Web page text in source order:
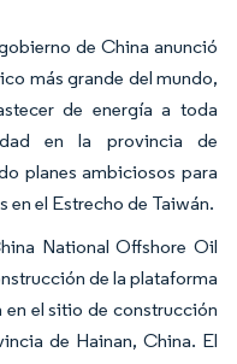
de China anunció
más grande del mundo,
de energía a toda
en la provincia de
planes ambiciosos para
en el Estrecho de Taiwán.
National Offshore Oil
de la plataforma
el sitio de construcción
de Hainan, China. El